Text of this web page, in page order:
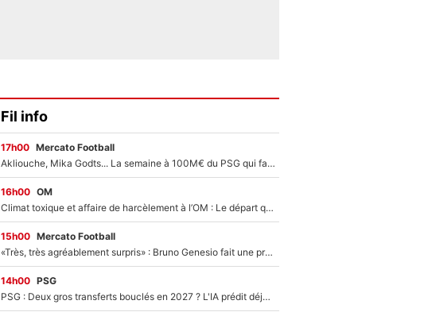
Fil info
17h00 Mercato Football
Akliouche, Mika Godts... La semaine à 100M€ du PSG qui fait basculer le mercato du PSG !
16h00 OM
Climat toxique et affaire de harcèlement à l’OM : Le départ qui soulage le vestiaire de Bruno Genesio
15h00 Mercato Football
«Très, très agréablement surpris» : Bruno Genesio fait une promesse pour la suite du mercato de l’OM et rassure les supporters
14h00 PSG
PSG : Deux gros transferts bouclés en 2027 ? L'IA prédit déjà les deux joueurs qui pourraient rejoindre Luis Enrique !